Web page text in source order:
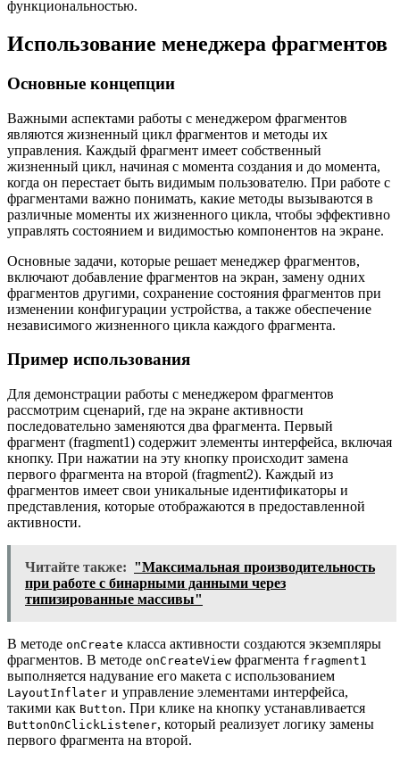
функциональностью.
Использование менеджера фрагментов
Основные концепции
Важными аспектами работы с менеджером фрагментов
являются жизненный цикл фрагментов и методы их
управления. Каждый фрагмент имеет собственный
жизненный цикл, начиная с момента создания и до момента,
когда он перестает быть видимым пользователю. При работе с
фрагментами важно понимать, какие методы вызываются в
различные моменты их жизненного цикла, чтобы эффективно
управлять состоянием и видимостью компонентов на экране.
Основные задачи, которые решает менеджер фрагментов,
включают добавление фрагментов на экран, замену одних
фрагментов другими, сохранение состояния фрагментов при
изменении конфигурации устройства, а также обеспечение
независимого жизненного цикла каждого фрагмента.
Пример использования
Для демонстрации работы с менеджером фрагментов
рассмотрим сценарий, где на экране активности
последовательно заменяются два фрагмента. Первый
фрагмент (fragment1) содержит элементы интерфейса, включая
кнопку. При нажатии на эту кнопку происходит замена
первого фрагмента на второй (fragment2). Каждый из
фрагментов имеет свои уникальные идентификаторы и
представления, которые отображаются в предоставленной
активности.
Читайте также: "Максимальная производительность
при работе с бинарными данными через
типизированные массивы"
В методе onCreate класса активности создаются экземпляры
фрагментов. В методе onCreateView фрагмента fragment1
выполняется надувание его макета с использованием
LayoutInflater и управление элементами интерфейса,
такими как Button. При клике на кнопку устанавливается
ButtonOnClickListener, который реализует логику замены
первого фрагмента на второй.